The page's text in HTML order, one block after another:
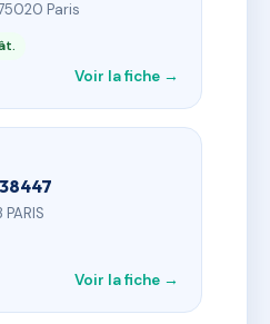
Paris
Voir la fiche →
Voir la fiche →